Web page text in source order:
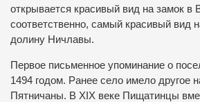
открывается красивый вид на замок в
соответственно, самый красивый вид
долину Ничлавы.
Первое письменное упоминание о
1494 годом. Ранее село имело другое
Пятничаны. В XIX веке Пищатинцы